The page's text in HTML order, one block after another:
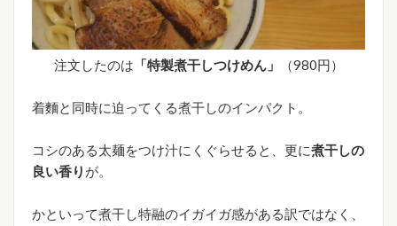
注文したのは 「特製煮干しつけめん」 （980円）
着麵と同時に迫ってくる煮干しのインパクト。
コシのある太麺をつけ汁にくぐらせると、更に煮干しの
良い香り が。
かといって煮干し特融のイガイガ感がある訳ではなく、